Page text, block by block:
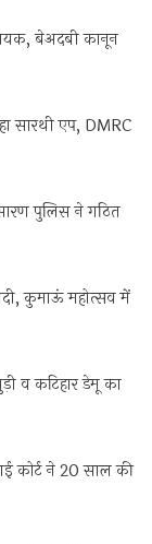
बेअदबी कानून
सारथी एप, DMRC
पुलिस ने गठित
कुमाऊं महोत्सव में
व कटिहार डेमू का
कोर्ट ने 20 साल की